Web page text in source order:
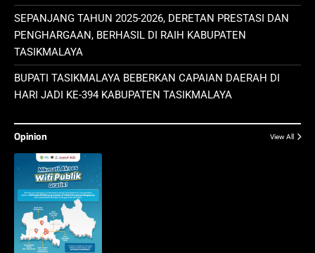
SEPANJANG TAHUN 2025-2026, DERETAN PRESTASI DAN
PENGHARGAAN, BERHASIL DI RAIH KABUPATEN
TASIKMALAYA
BUPATI TASIKMALAYA BEBERKAN CAPAIAN DAERAH DI
HARI JADI KE-394 KABUPATEN TASIKMALAYA
Opinion View All